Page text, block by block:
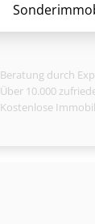
Beratung durch
Über 10.000
Kostenlose